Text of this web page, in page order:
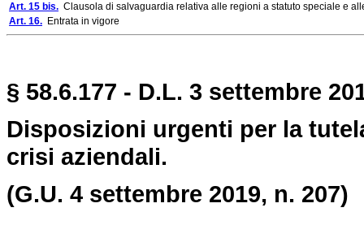
Art. 15 bis. Clausola di salvaguardia relativa alle regioni a statuto speciale e
Art. 16. Entrata in vigore
§ 58.6.177 - D.L. 3 settembre
Disposizioni urgenti per la
crisi aziendali.
(G.U. 4 settembre 2019, n. 207)